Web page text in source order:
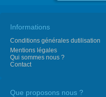
Informations
Conditions générales dutilisation
Mentions légales
Qui sommes nous ?
Contact
Que proposons nous ?